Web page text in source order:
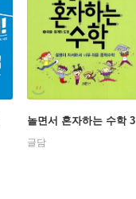
놀면서 혼자하는 수학 3
글담